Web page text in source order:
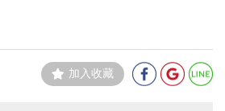
加入收藏